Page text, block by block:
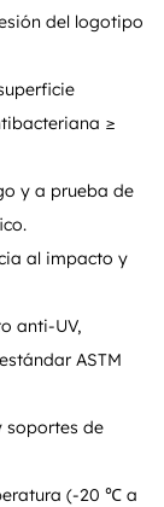
del logotipo
≥
y a prueba de
al impacto y
anti-UV,
ASTM
soportes de
(-20 ℃ a